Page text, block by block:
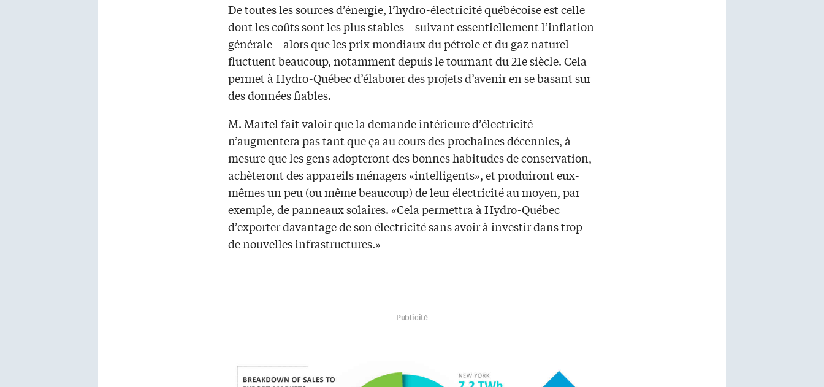
De toutes les sources d’énergie, l’hydro-électricité québécoise est celle
dont les coûts sont les plus stables – suivant essentiellement l’inflation
générale – alors que les prix mondiaux du pétrole et du gaz naturel
fluctuent beaucoup, notamment depuis le tournant du 21e siècle. Cela
permet à Hydro-Québec d’élaborer des projets d’avenir en se basant sur
des données fiables.
M. Martel fait valoir que la demande intérieure d’électricité
n’augmentera pas tant que ça au cours des prochaines décennies, à
mesure que les gens adopteront des bonnes habitudes de conservation,
achèteront des appareils ménagers «intelligents», et produiront eux-
mêmes un peu (ou même beaucoup) de leur électricité au moyen, par
exemple, de panneaux solaires. «Cela permettra à Hydro-Québec
d’exporter davantage de son électricité sans avoir à investir dans trop
de nouvelles infrastructures.»
Publicité